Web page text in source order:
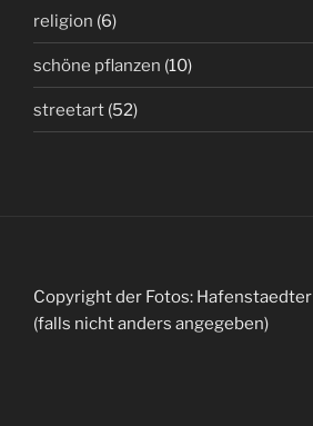
religion (6)
schöne pflanzen (10)
streetart (52)
Copyright der Fotos: Hafenstaedter
(falls nicht anders angegeben)